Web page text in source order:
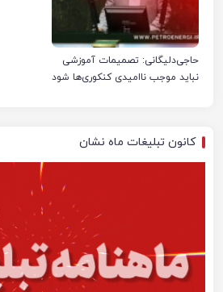
حاجی‌دلیگانی: تصمیمات آموزشی
نباید موجب ناامیدی کنکوری‌ها شود
کانون تبلیغات ماه نشان